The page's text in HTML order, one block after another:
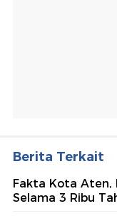
Berita Terkait
Fakta Kota Aten,
Selama 3 Ribu